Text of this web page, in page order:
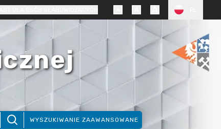
WYSZUKIWANIE ZAAWANSOWANE